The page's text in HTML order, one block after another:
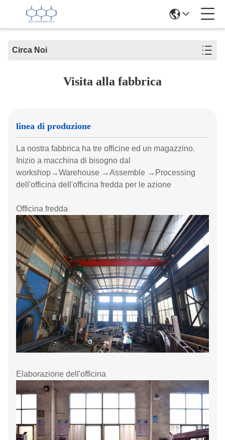
Circa Noi
Visita alla fabbrica
linea di produzione
La nostra fabbrica ha tre officine ed un magazzino.
Inizio a macchina di bisogno dal
workshop→Warehouse →Assemble →Processing
dell'officina dell'officina fredda per le azione
Officina fredda
Elaborazione dell'officina